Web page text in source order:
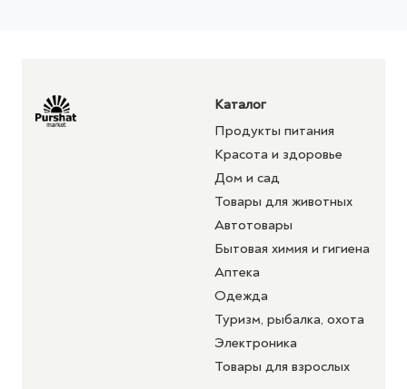
Каталог
Продукты питания
Красота и здоровье
Дом и сад
Товары для животных
Автотовары
Бытовая химия и гигиена
Аптека
Одежда
Туризм, рыбалка, охота
Электроника
Товары для взрослых